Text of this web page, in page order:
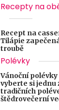
Recepty na
Recept na
Tilápie
troubě
Polévky
Vánoční polévky
vyberte si jednu
tradičních
štědrovečerní